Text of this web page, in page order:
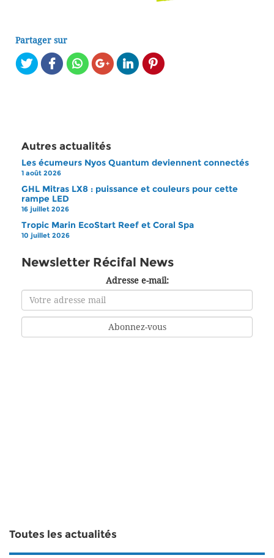
Partager sur
Autres actualités
Les écumeurs Nyos Quantum deviennent connectés
1 août 2026
GHL Mitras LX8 : puissance et couleurs pour cette
rampe LED
16 juillet 2026
Tropic Marin EcoStart Reef et Coral Spa
10 juillet 2026
Newsletter Récifal News
Adresse e-mail:
Toutes les actualités